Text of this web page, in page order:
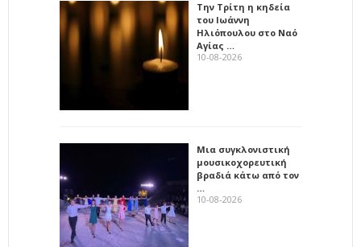
Την Τρίτη η κηδεία
του Ιωάννη
Ηλιόπουλου στο Ναό
Αγίας …
10-08-2026
Μια συγκλονιστική
μουσικοχορευτική
βραδιά κάτω από τον
…
10-08-2026